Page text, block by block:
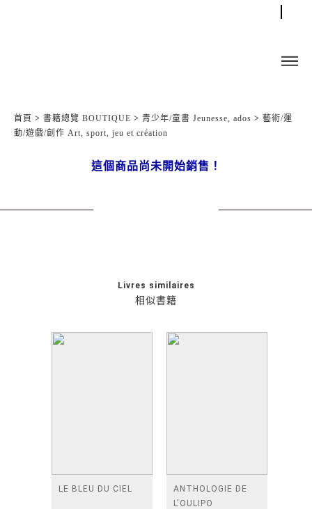
首頁 > 書籍總覽 BOUTIQUE > 青少年/童書 Jeunesse, ados > 藝術/運
動/遊戲/創作 Art, sport, jeu et création
這個商品尚未開始銷售！
相似書籍
Livres similaires
LE BLEU DU CIEL
ANTHOLOGIE DE
L'OULIPO